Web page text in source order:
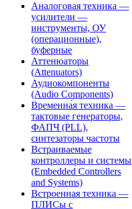
Аналоговая техника —
усилители —
инструменты, ОУ
(операционные),
буферные
Аттенюаторы
(Attenuators)
Аудиокомпоненты
(Audio Components)
Временна́я техника —
тактовые генераторы,
ФАПЧ (PLL),
синтезаторы частоты
Встраиваемые
контроллеры и системы
(Embedded Controllers
and Systems)
Встроенная техника —
ПЛИСы с